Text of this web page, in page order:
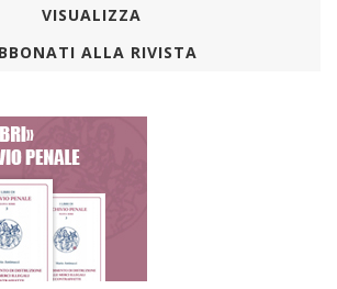
VISUALIZZA
ALLA RIVISTA